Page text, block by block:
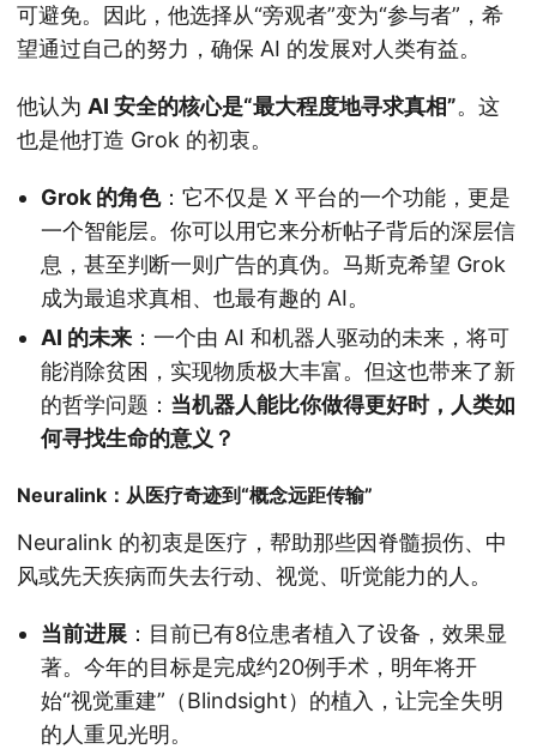
可避免。因此，他选择从“旁观者”变为“参与者”，希
望通过自己的努力，确保 AI 的发展对人类有益。
他认为 AI 安全的核心是“最大程度地寻求真相”。这
也是他打造 Grok 的初衷。
Grok 的角色：它不仅是 X 平台的一个功能，更是
一个智能层。你可以用它来分析帖子背后的深层信
息，甚至判断一则广告的真伪。马斯克希望 Grok
成为最追求真相、也最有趣的 AI。
AI 的未来 ：一个由 AI 和机器人驱动的未来，将可
能消除贫困，实现物质极大丰富。但这也带来了新
的哲学问题： 当机器人能比你做得更好时，人类如
何寻找生命的意义？
Neuralink：从医疗奇迹到“概念远距传输”
Neuralink 的初衷是医疗，帮助那些因脊髓损伤、中
风或先天疾病而失去行动、视觉、听觉能力的人。
当前进展 ：目前已有8位患者植入了设备，效果显
著。今年的目标是完成约20例手术，明年将开
始“视觉重建”（Blindsight）的植入，让完全失明
的人重见光明。